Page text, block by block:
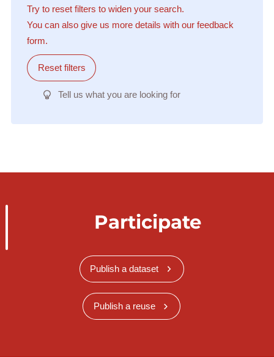
Try to reset filters to widen your search.
You can also give us more details with our feedback
form.
Reset filters
Tell us what you are looking for
Participate
Publish a dataset
Publish a reuse